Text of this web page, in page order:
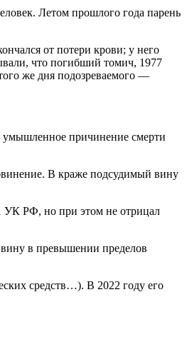
Летом прошлого года парень
от потери крови; у него
что погибший томич, 1977
же дня подозреваемого —
умышленное причинение смерти
В краже подсудимый вину
УК РФ, но при этом не отрицал
вину в превышении пределов
средств…). В 2022 году его